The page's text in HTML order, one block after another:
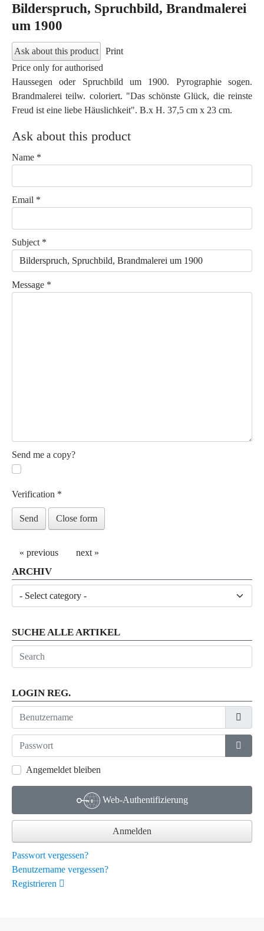
Bilderspruch, Spruchbild, Brandmalerei
um 1900
Ask about this product
Print
Price only for authorised
Haussegen oder Spruchbild um 1900. Pyrographie sogen.
Brandmalerei teilw. coloriert. "Das schönste Glück, die reinste
Freud ist eine liebe Häuslichkeit". B.x H. 37,5 cm x 23 cm.
Ask about this product
Name *
Email *
Subject *
Message *
Send me a copy?
Verification *
Send Close form
« previous next »
ARCHIV
SUCHE ALLE ARTIKEL
LOGIN REG.
Benutzername
Passwort
Angemeldet bleiben
Web-Authentifizierung
Anmelden
Passwort vergessen?
Benutzername vergessen?
Registrieren